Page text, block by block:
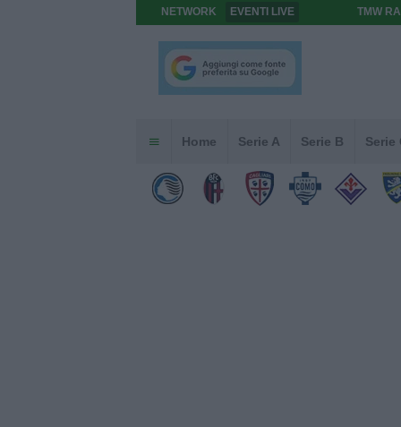
NETWORK EVENTI LIVE TMW
Home Serie A Serie B Serie